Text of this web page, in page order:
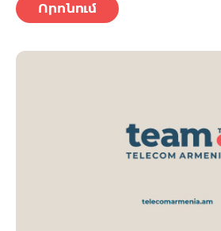
Որոնում